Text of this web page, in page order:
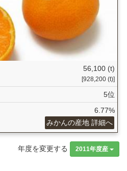
56,100 (t)
[928,200 (t)]
5位
6.77%
みかんの産地 詳細へ
年度を変更する 2011年度産